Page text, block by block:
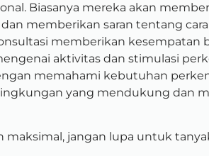
Biasanya mereka akan
memberikan saran tentang
memberikan kesempatan
aktivitas dan stimulasi
memahami kebutuhan
yang mendukung dan
maksimal, jangan lupa untuk